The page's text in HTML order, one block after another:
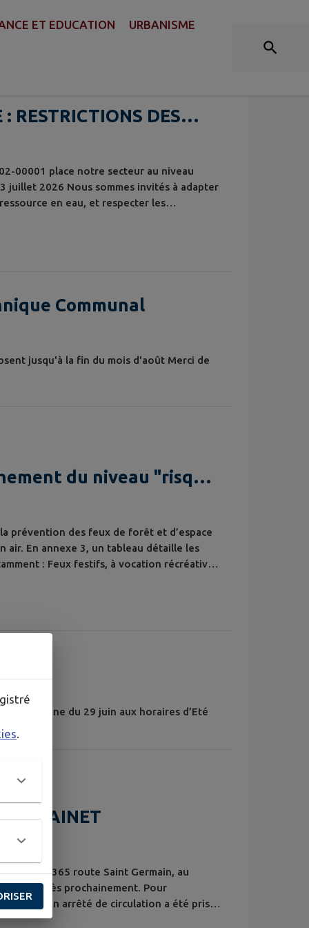
ET EDUCATION URBANISME
ACTUALITÉS
RESTRICTIONS DES
00001 place notre secteur au niveau
3 juillet 2026 Nous sommes invités à adapter
en eau, et respecter les
Communal
jusqu'à la fin du mois d'août Merci de
du niveau "risque
d'espaces naturels"
prévention des feux de forêt et d’espace
air. En annexe 3, un tableau détaille les
: Feux festifs, à vocation récréative,
la semaine du 29 juin aux horaires d’Eté
PRAINET
au 365 route Saint Germain, au
très prochainement. Pour
grue, un arrêté de circulation a été pris
seront interdits Rue de la